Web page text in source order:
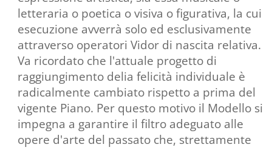
letteraria o poetica o visiva o figurativa, la cui
esecuzione avverrà solo ed esclusivamente
attraverso operatori Vidor di nascita relativa.
Va ricordato che l'attuale progetto di
raggiungimento delia felicità individuale è
radicalmente cambiato rispetto a prima del
vigente Piano. Per questo motivo il Modello si
impegna a garantire il filtro adeguato alle
opere d'arte del passato che, strettamente